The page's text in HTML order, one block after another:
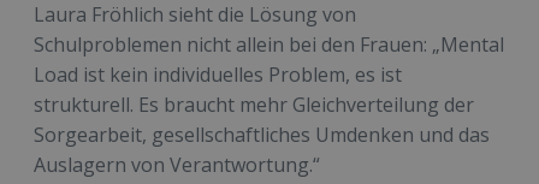
Laura Fröhlich sieht die Lösung von
Schulproblemen nicht allein bei den Frauen: „Mental
Load ist kein individuelles Problem, es ist
strukturell. Es braucht mehr Gleichverteilung der
Sorgearbeit, gesellschaftliches Umdenken und das
Auslagern von Verantwortung.“